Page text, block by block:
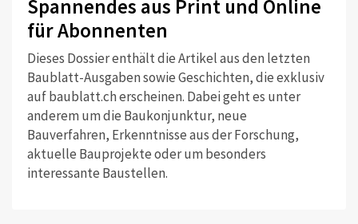
Spannendes aus Print und Online
für Abonnenten
Dieses Dossier enthält die Artikel aus den letzten
Baublatt-Ausgaben sowie Geschichten, die exklusiv
auf baublatt.ch erscheinen. Dabei geht es unter
anderem um die Baukonjunktur, neue
Bauverfahren, Erkenntnisse aus der Forschung,
aktuelle Bauprojekte oder um besonders
interessante Baustellen.